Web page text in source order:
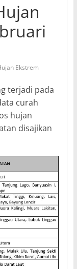
Ekstrem
terjadi pada
curah
hujan
disajikan